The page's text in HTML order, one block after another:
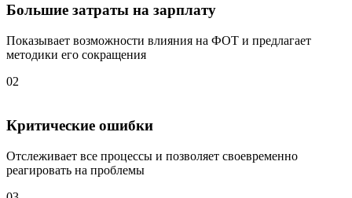
Большие затраты на зарплату
Показывает возможности влияния на ФОТ и предлагает
методики его сокращения
02
Критические ошибки
Отслеживает все процессы и позволяет своевременно
реагировать на проблемы